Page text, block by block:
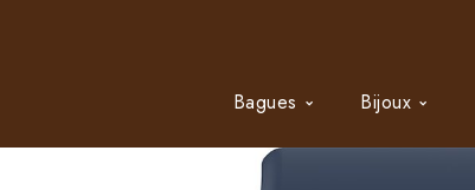
Bagues Bijoux